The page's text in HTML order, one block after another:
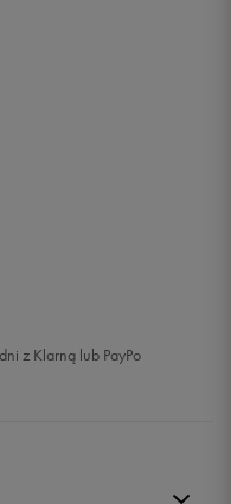
z Klarną lub PayPo